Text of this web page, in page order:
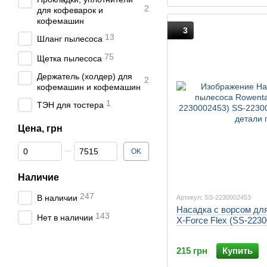
3
Артикул: SS-2230002453
Насадка с ворсом
X-Force Flex (SS-
215 грн Купить
для кофеварок и
кофемашин
2
Шланг пылесоса 13
Щетка пылесосa 75
Держатель (холдер) для
кофемашин и кофемашин
2
ТЭН для тостера 1
Цена, грн
От Цена, грн
До Цена, грн OK
Наличие
В наличии 247
Нет в наличии 143